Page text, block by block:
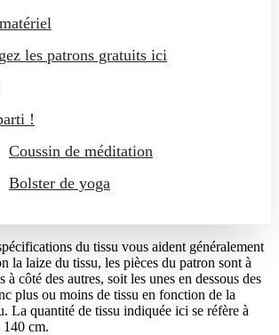
les patrons gratuits ici
!
Coussin de méditation
Bolster de yoga
du tissu vous aident généralement
la laize du tissu, les pièces du patron sont à
à côté des autres, soit les unes en dessous des
plus ou moins de tissu en fonction de la
La quantité de tissu indiquée ici se réfère à
140 cm.